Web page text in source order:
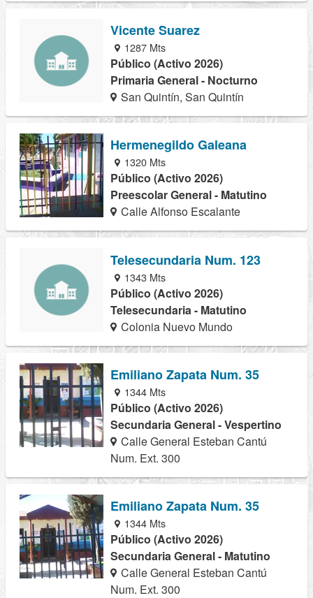
Vicente Suarez
1287 Mts
Público (Activo 2026)
Primaria General - Nocturno
San Quintín, San Quintín
Hermenegildo Galeana
1320 Mts
Público (Activo 2026)
Preescolar General - Matutino
Calle Alfonso Escalante
Telesecundaria Num. 123
1343 Mts
Público (Activo 2026)
Telesecundaria - Matutino
Colonia Nuevo Mundo
Emiliano Zapata Num. 35
1344 Mts
Público (Activo 2026)
Secundaria General - Vespertino
Calle General Esteban Cantú
Num. Ext. 300
Emiliano Zapata Num. 35
1344 Mts
Público (Activo 2026)
Secundaria General - Matutino
Calle General Esteban Cantú
Num. Ext. 300